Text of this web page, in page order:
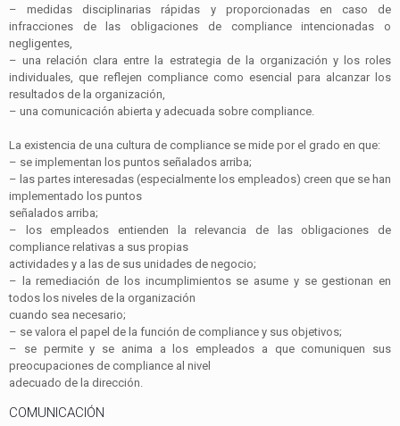
–medidas disciplinarias rápidas y proporcionadas en caso de
infracciones de las obligaciones de complianceintencionadas o
negligentes,
–una relación clara entre la estrategia de la organización y los roles
individuales, que reflejen compliance como esencial para alcanzar los
resultados de la organización,
– una comunicación abierta y adecuada sobre compliance
La existencia de una cultura de compliance se mide por el grado en que:
– se implementan los puntos señalados arriba;
– las partes interesadas (especialmente los empleados) creen que se han
implementado los puntos
señalados arriba;
– los empleados entienden la relevancia de las obligaciones de
compliance relativas a sus propias
actividades y a las de sus unidades de negocio;
– la remediación de los incumplimientos se asume y se gestionan en
todos los niveles de la organización
cuando sea necesario;
– se valora el papel de la función de compliance y sus objetivos;
– se permite y se anima a los empleados a que comuniquen sus
preocupaciones de compliance al nivel
adecuado de la dirección.
COMUNICACIÓN